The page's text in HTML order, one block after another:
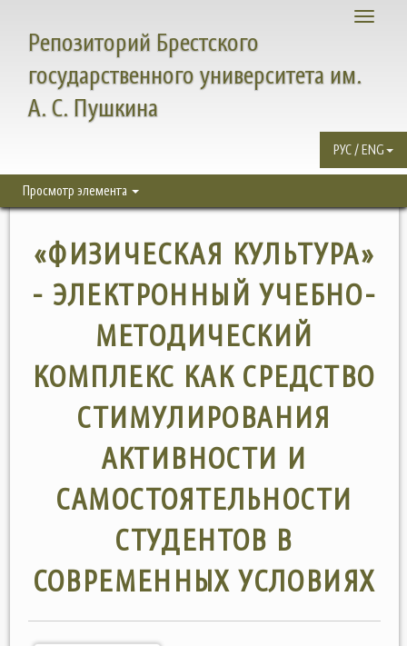
Toggle
Репозиторий Брестского
государственного университета им.
А. С. Пушкина
РУС / ENG
Просмотр элемента
«ФИЗИЧЕСКАЯ КУЛЬТУРА»
- ЭЛЕКТРОННЫЙ УЧЕБНО-
МЕТОДИЧЕСКИЙ
КОМПЛЕКС КАК СРЕДСТВО
СТИМУЛИРОВАНИЯ
АКТИВНОСТИ И
САМОСТОЯТЕЛЬНОСТИ
СТУДЕНТОВ В
СОВРЕМЕННЫХ УСЛОВИЯХ